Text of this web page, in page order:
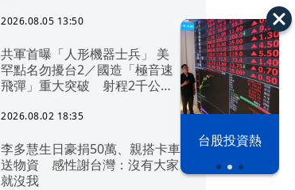
之下
台股投資熱
2026.08.05 13:50
共軍首曝「人形機器士兵」 美
罕點名勿擾台2／國造「極音速
飛彈」重大突破 射程2千公里
2026.08.02 18:35
李多慧生日豪捐50萬、親搭卡車
送物資 感性謝台灣：沒有大家
就沒我